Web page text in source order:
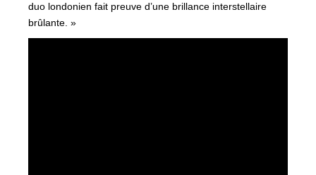
duo londonien fait preuve d’une brillance interstellaire
brûlante. »